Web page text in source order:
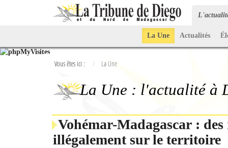
La Une Actualités
Vous êtes ici : La Une
La Une : l'actualité à
Vohémar-Madagascar :
illégalement sur le territoire